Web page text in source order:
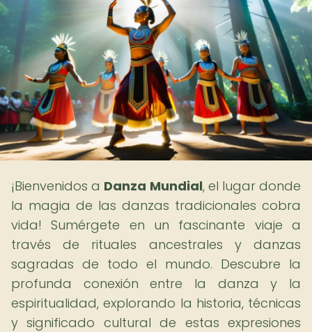
¡Bienvenidos a Danza Mundial, el lugar donde
la magia de las danzas tradicionales cobra
vida! Sumérgete en un fascinante viaje a
través de rituales ancestrales y danzas
sagradas de todo el mundo. Descubre la
profunda conexión entre la danza y la
espiritualidad, explorando la historia, técnicas
y significado cultural de estas expresiones